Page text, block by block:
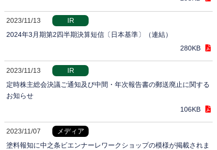
2023/11/13
IR
2024年3月期第2四半期決算短信〔日本基準〕（連結）
280KB
2023/11/13
IR
定時株主総会決議ご通知及び中間・年次報告書の郵送廃止に関する
お知らせ
106KB
2023/11/07
メディア
塗料報知に中之条ビエンナーレワークショップの模様が掲載されま